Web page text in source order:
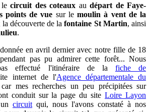
lecircuit des coteaux audépart de Faye-
points de vue sur lemoulin à vent de la
la découverte de lafontaine St Martin, ainsi
.
en avril dernier avec notre fille de 18
pas pu admirer cette forêt... Nous
effectué l'itinéraire de la fiche de
internet de l'Agence départementale du
mes recherches un peu précipitées sur
conduit sur la page du siteLoire Layon
circuit qui, nous l'avons constaté à nos